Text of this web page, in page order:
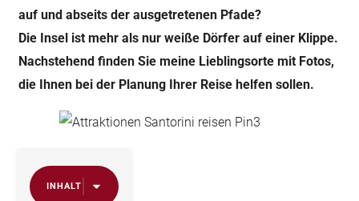
auf und abseits der ausgetretenen Pfade?
Die Insel ist mehr als nur weiße Dörfer auf einer Klippe.
Nachstehend finden Sie meine Lieblingsorte mit Fotos,
die Ihnen bei der Planung Ihrer Reise helfen sollen.
INHALT